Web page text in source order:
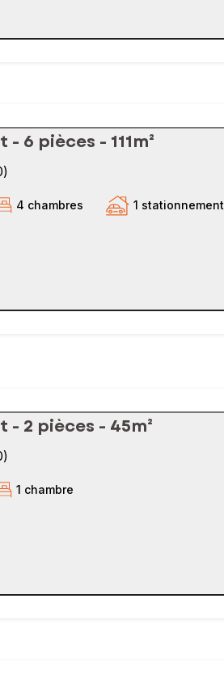
6 pièces - 111m²
)
4 chambres 1 stationnement
2 pièces - 45m²
)
1 chambre